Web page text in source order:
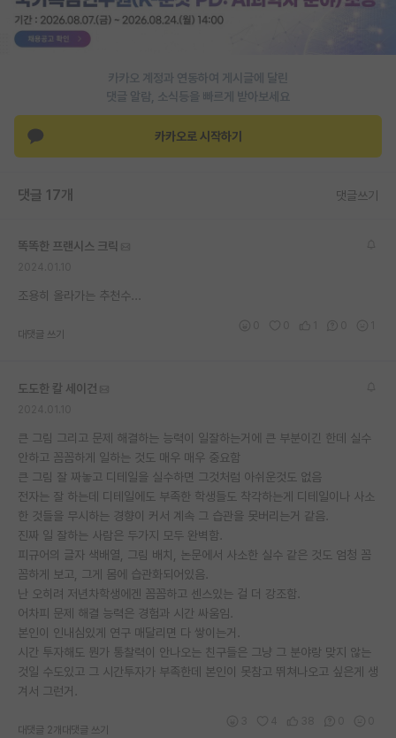
카카오 계정과 연동하여 게시글에 달린
댓글 알람, 소식등을 빠르게 받아보세요
카카오로 시작하기
댓글 17개 댓글쓰기
똑똑한 프랜시스 크릭
조용히 올라가는 추천수...
대댓글 쓰기
도도한 칼 세이건
큰 그림 그리고 문제 해결하는 능력이 일잘하는거에 큰 부분이긴 한데 실수
안하고 꼼꼼하게 일하는 것도 매우 매우 중요함
큰 그림 잘 짜놓고 디테일을 실수하면 그것처럼 아쉬운것도 없음
전자는 잘 하는데 디테일에도 부족한 학생들도 착각하는게 디테일이나 사소
한 것들을 무시하는 경향이 커서 계속 그 습관을 못버리는거 같음.
진짜 일 잘하는 사람은 두가지 모두 완벽함.
피규어의 글자 색배열, 그림 배치, 논문에서 사소한 실수 같은 것도 엄청 꼼
꼼하게 보고, 그게 몸에 습관화되어있음.
난 오히려 저년차학생에겐 꼼꼼하고 센스있는 걸 더 강조함.
어차피 문제 해결 능력은 경험과 시간 싸움임.
본인이 인내심있게 연구 매달리면 다 쌓이는거.
시간 투자해도 뭔가 통찰력이 안나오는 친구들은 그냥 그 분야랑 맞지 않는
것일 수도있고 그 시간투자가 부족한데 본인이 못참고 뛰쳐나오고 싶은게 생
겨서 그런거.
대댓글 2개 대댓글 쓰기